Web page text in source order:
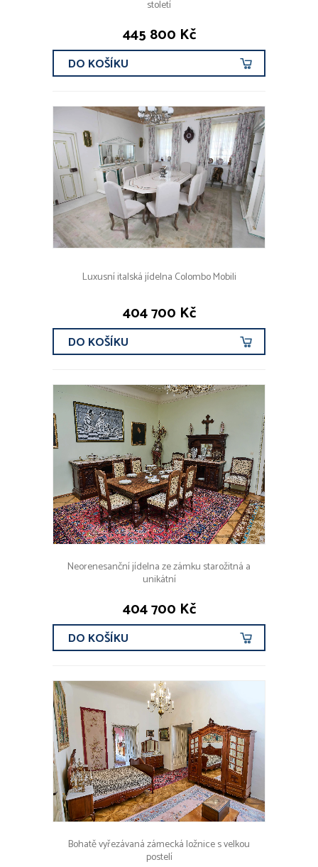
století
445 800 Kč
DO KOŠÍKU
Luxusní italská jídelna Colombo Mobili
404 700 Kč
DO KOŠÍKU
Neorenesanční jídelna ze zámku starožitná a
unikátní
404 700 Kč
DO KOŠÍKU
Bohatě vyřezávaná zámecká ložnice s velkou
postelí